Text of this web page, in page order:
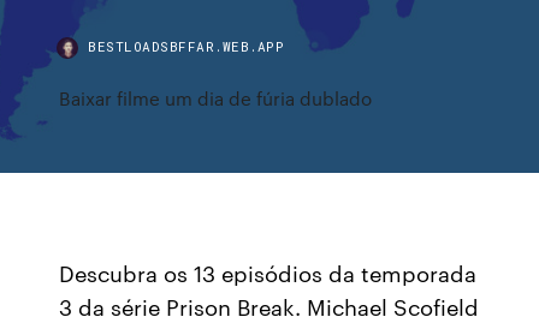
BESTLOADSBFFAR.WEB.APP
Baixar filme um dia de fúria dublado
Descubra os 13 episódios da temporada
3 da série Prison Break. Michael Scofield